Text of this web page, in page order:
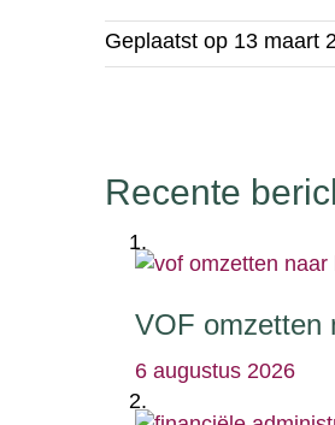
Geplaatst op 13 maart
Recente
VOF omzetten
6 augustus 2026